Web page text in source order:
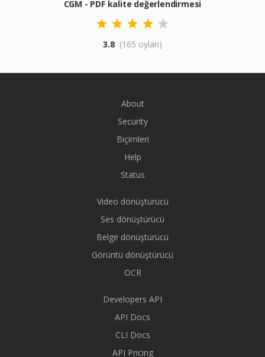
CGM - PDF kalite değerlendirmesi
3.8 (165 oyları)
About
Security
Biçimleri
Help
Status
Video dönüştürücü
Ses dönüştürücü
Belge dönüştürücü
Görüntü dönüştürücü
OCR
Developers API
API Docs
CLI Docs
API Pricing